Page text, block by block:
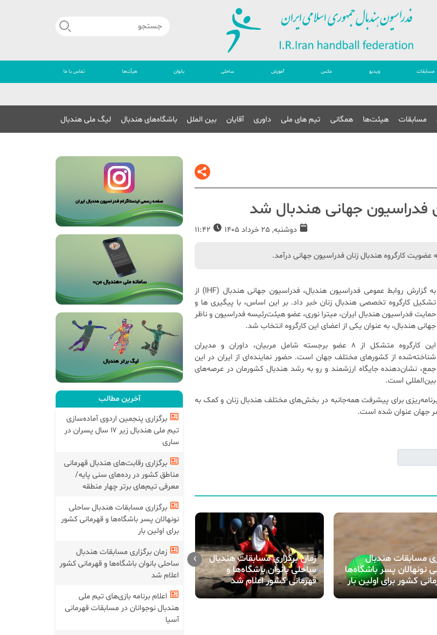
مسابقات ویدیو عکس آموزش ساحلی بانوان هیأت‌ها تماس با ما
مسابقات هیئت‌ها همگانی تیم های ملی داوری آقایان بین الملل باشگاه‌های هندبال لیگ ملی هندبال
فدراسیون جهانی هندبال شد
دوشنبه, 25 خرداد 1405
عضویت کارگروه هندبال زنان فدراسیون جهانی درآمد.
به گزارش روابط عمومی فدراسیون هندبال، فدراسیون جهانی هندبال (IHF) از
تشکیل کارگروه تخصصی هندبال زنان خبر داد. بر این اساس، با پیگیری ها و
حمایت فدراسیون هندبال ایران، میترا نوری، عضو هیئت‌رئیسه فدراسیون و ناظر
جهانی هندبال، به عنوان یکی از اعضای این کارگروه انتخاب شد.
این کارگروه متشکل از ۸ عضو برجسته شامل مربیان، داوران و مدیران
شناخته‌شده از کشورهای مختلف جهان است. حضور نماینده‌ای از ایران در این
جمع، نشان‌دهنده جایگاه ارزشمند و رو به رشد هندبال کشورمان در عرصه‌های
بین‌المللی است.
برای پیشرفت همه‌جانبه در بخش‌های مختلف هندبال زنان و کمک به
جهان عنوان شده است.
مسابقات هندبال
نونهالان پسر باشگاه‌ها
کشور برای اولین بار
زمان برگزاری مسابقات هندبال
ساحلی بانوان باشگاه‌ها و
قهرمانی کشور اعلام شد
اعلام برنامه بازی‌های تیم ملی
هندبال نوجوانان در مسابقات
قهرمانی آسیا
›
آخرین مطالب
برگزاری پنجمین اردوی آماده‌سازی
تیم ملی هندبال زیر ۱۷ سال پسران در
ساری
برگزاری رقابت‌های هندبال قهرمانی
مناطق کشور در رده‌های سنی پایه/
معرفی تیم‌های برتر چهار منطقه
برگزاری مسابقات هندبال ساحلی
نونهالان پسر باشگاه‌ها و قهرمانی کشور
برای اولین بار
زمان برگزاری مسابقات هندبال
ساحلی بانوان باشگاه‌ها و قهرمانی کشور
اعلام شد
اعلام برنامه بازی‌های تیم ملی
هندبال نوجوانان در مسابقات قهرمانی
آسیا